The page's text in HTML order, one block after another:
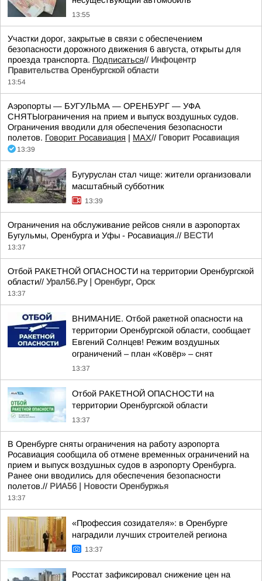
13:55
Участки дорог, закрытые в связи с обеспечением
безопасности дорожного движения 6 августа, открыты для
проезда транспорта. Подписаться// Инфоцентр
Правительства Оренбургской области
13:54
Аэропорты — БУГУЛЬМА — ОРЕНБУРГ — УФА
СНЯТЫограничения на прием и выпуск воздушных судов.
Ограничения вводили для обеспечения безопасности
полетов. Говорит Росавиация | MАХ// Говорит Росавиация
13:39
Бугуруслан стал чище: жители организовали
масштабный субботник
13:39
Ограничения на обслуживание рейсов сняли в аэропортах
Бугульмы, Оренбурга и Уфы - Росавиация.// ВЕСТИ
13:37
Отбой РАКЕТНОЙ ОПАСНОСТИ на территории Оренбургской
области// Урал56.Ру | Оренбург, Орск
13:37
ВНИМАНИЕ. Отбой ракетной опасности на
территории Оренбургской области, сообщает
Евгений Солнцев! Режим воздушных
ограничений – план «Ковёр» – снят
13:37
Отбой РАКЕТНОЙ ОПАСНОСТИ на
территории Оренбургской области
13:37
В Оренбурге сняты ограничения на работу аэропорта
Росавиация сообщила об отмене временных ограничений на
прием и выпуск воздушных судов в аэропорту Оренбурга.
Ранее они вводились для обеспечения безопасности
полетов.// РИА56 | Новости Оренбуржья
13:37
«Профессия созидателя»: в Оренбурге
наградили лучших строителей региона
13:37
Росстат зафиксировал снижение цен на